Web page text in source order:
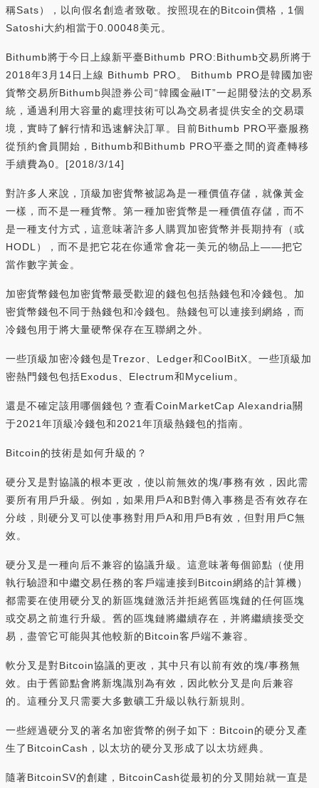
稱Sats），以向假名創造者致敬。按照現在的Bitcoin價格，1個
Satoshi大約相當于0.00048美元。
Bithumb將于今日上線新平臺Bithumb PRO:Bithumb交易所將于
2018年3月14日上線 Bithumb PRO。 Bithumb PRO是韓國加密
貨幣交易所Bithumb與證券公司“韓國金融IT”一起開發法的交易系
統，通過利用大容量的處理技術可以為交易者提供安全的交易環
境，實時了解行情和迅速解決訂單。目前Bithumb PRO平臺服務
從預約會員開始，Bithumb和Bithumb PRO平臺之間的資產轉移
手續費為0。[2018/3/14]
對許多人來說，頂級加密貨幣被認為是一種價值存儲，就像黃金
一樣，而不是一種貨幣。第一種加密貨幣是一種價值存儲，而不
是一種支付方式，這意味著許多人購買加密貨幣并長期持有（或
HODL），而不是把它花在你通常會花一美元的物品上——把它
當作數字黃金。
加密貨幣錢包加密貨幣最受歡迎的錢包包括熱錢包和冷錢包。加
密貨幣錢包不同于熱錢包和冷錢包。熱錢包可以連接到網絡，而
冷錢包用于將大量硬幣保存在互聯網之外。
一些頂級加密冷錢包是Trezor、Ledger和CoolBitX。一些頂級加
密熱門錢包包括Exodus、Electrum和Mycelium。
還是不確定該用哪個錢包？查看CoinMarketCap Alexandria關
于2021年頂級冷錢包和2021年頂級熱錢包的指南。
Bitcoin的技術是如何升級的？
硬分叉是對協議的根本更改，使以前無效的塊/事務有效，因此需
要所有用戶升級。例如，如果用戶A和B對傳入事務是否有效存在
分歧，則硬分叉可以使事務對用戶A和用戶B有效，但對用戶C無
效。
硬分叉是一種向后不兼容的協議升級。這意味著每個節點（使用
執行驗證和中繼交易任務的客戶端連接到Bitcoin網絡的計算機）
都需要在使用硬分叉的新區塊鏈激活并拒絕舊區塊鏈的任何區塊
或交易之前進行升級。舊的區塊鏈將繼續存在，并將繼續接受交
易，盡管它可能與其他較新的Bitcoin客戶端不兼容。
軟分叉是對Bitcoin協議的更改，其中只有以前有效的塊/事務無
效。由于舊節點會將新塊識別為有效，因此軟分叉是向后兼容
的。這種分叉只需要大多數礦工升級以執行新規則。
一些經過硬分叉的著名加密貨幣的例子如下：Bitcoin的硬分叉產
生了BitcoinCash，以太坊的硬分叉形成了以太坊經典。
隨著BitcoinSV的創建，BitcoinCash從最初的分叉開始就一直是